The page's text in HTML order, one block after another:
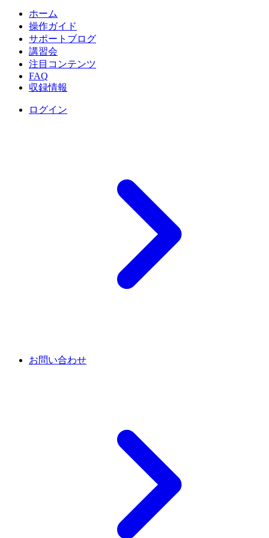
ホーム
操作ガイド
サポートブログ
講習会
注目コンテンツ
FAQ
収録情報
ログイン
お問い合わせ